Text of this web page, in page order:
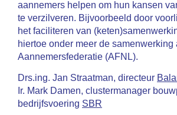
aannemers helpen om hun kansen
te verzilveren. Bijvoorbeeld door
het faciliteren van
hiertoe onder meer de samenwerking
Aannemersfederatie (AFNL).
Drs.ing. Jan Straatman, directeur
Ir. Mark Damen, clustermanager
bedrijfsvoering SBR